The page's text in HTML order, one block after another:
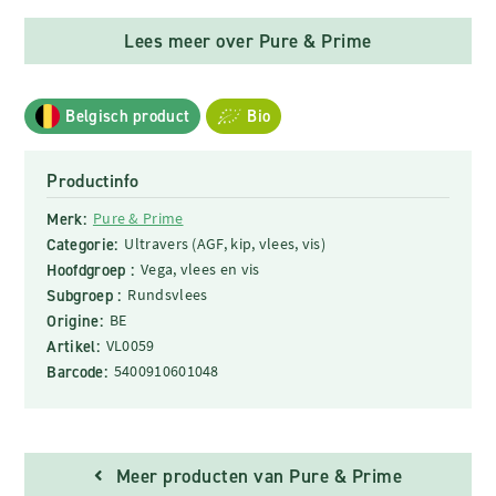
Lees meer over Pure & Prime
Belgisch product Bio
Productinfo
Merk: Pure & Prime
Categorie: Ultravers (AGF, kip, vlees, vis)
Hoofdgroep : Vega, vlees en vis
Subgroep : Rundsvlees
Origine: BE
Artikel: VL0059
Barcode: 5400910601048
Meer producten van Pure & Prime